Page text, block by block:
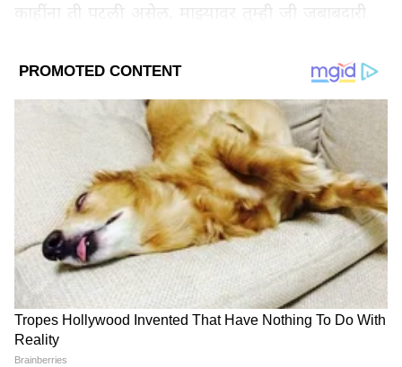
काहींना ती पटली असेल. माझ्यावर तुम्ही जी जबाबदारी
मी एका सेनेतून दुसऱ्या सेनेत गेलोय
मी एका सेनेतून दुसऱ्या सेनेत गेलोय असं यावेळी बोलताना
नागेश पाटील आष्टीकर यांनी म्हटलं आहे. मी विचारधारा
सोडलेली नाही असं यावेळी बोलताना नागेश पाटील
आष्टीकर यांनी म्हटलं आहे. शब्द मनाला खूप लागतात,
त्यामुळं बोलताना विचार करा असं नागेश पाटील आष्टीकर
यांनी यावेळी बोलताना म्हटलं आहे.
LATEST VIDEOS
ABOUT THE AUTHOR
VP vivek panmand
विवेक पानमंद हे आशियानेट न्युज मराठी येथे कंटेंट राईटर म्हणून कार्यरत